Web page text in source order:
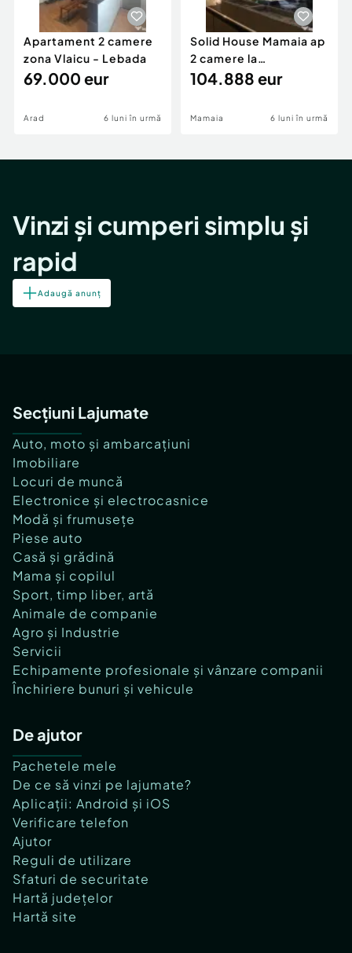
Apartament 2 camere
zona Vlaicu - Lebada
69.000 eur
Arad 6 luni în urmă
Solid House Mamaia ap
2 camere la
cheie,langa Mega
104.888 eur
Mamaia 6 luni în urmă
Vinzi și cumperi simplu și
rapid
Adaugă anunț
Secțiuni Lajumate
Auto, moto și ambarcațiuni
Imobiliare
Locuri de muncă
Electronice și electrocasnice
Modă și frumusețe
Piese auto
Casă și grădină
Mama și copilul
Sport, timp liber, artă
Animale de companie
Agro și Industrie
Servicii
Echipamente profesionale și vânzare companii
Închiriere bunuri și vehicule
De ajutor
Pachetele mele
De ce să vinzi pe lajumate?
Aplicații: Android și iOS
Verificare telefon
Ajutor
Reguli de utilizare
Sfaturi de securitate
Hartă județelor
Hartă site